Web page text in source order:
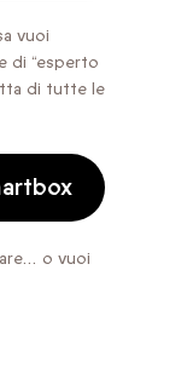
vuoi
di “esperto
di tutte le
o vuoi